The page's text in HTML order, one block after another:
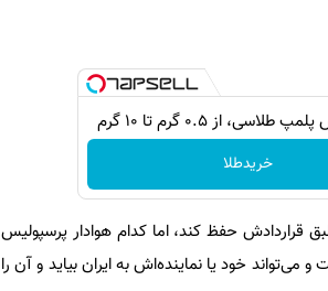
از ۰.۵ گرم تا ۱۰ گرم
خریدطلا
قراردادش حفظ کند، اما کدام هوادار پرسپولیس
می‌تواند خود یا نماینده‌اش به ایران بیاید و آن را